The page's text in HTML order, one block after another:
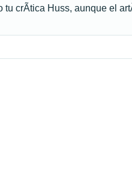
tu crÃ­tica Huss, aunque el